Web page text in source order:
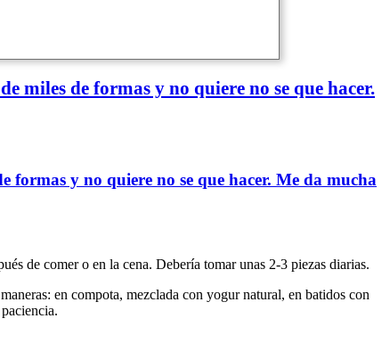
miles de formas y no quiere no se que hacer.
formas y no quiere no se que hacer. Me da mucha
de comer o en la cena. Debería tomar unas 2-3 piezas diarias.
en compota, mezclada con yogur natural, en batidos con